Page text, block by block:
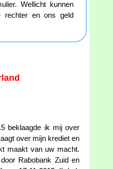
Wellicht kunnen
rechter en ons geld
beklaagde ik mij over
over mijn krediet en
maakt van uw macht.
Rabobank Zuid en